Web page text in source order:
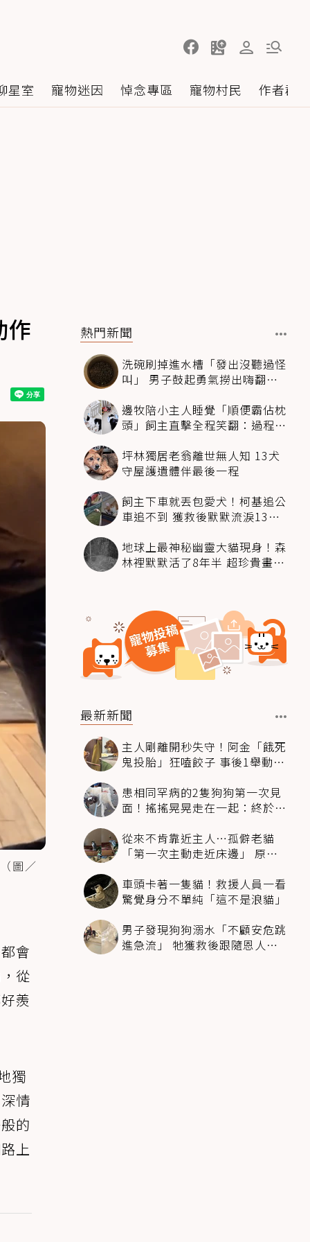
星室 寵物迷因 悼念專區 寵物村民 作者群
作
圖／
會
從
羨
獨
情
的
上
熱門新聞
洗碗刷掉進水槽「發出沒聽過怪
叫」 男子鼓起勇氣撈出嗨翻：
邊牧陪小主人睡覺「順便霸佔枕
頭」飼主直擊全程笑翻：過程絲
坪林獨居老翁離世無人知 13犬
守屋護遺體伴最後一程
飼主下車就丟包愛犬！柯基追公
車追不到 獲救後默默流淚13萬
地球上最神秘幽靈大貓現身！森
林裡默默活了8年半 超珍貴畫面
最新新聞
主人剛離開秒失守！阿金「餓死
鬼投胎」狂嗑餃子 事後1舉動反
患相同罕病的2隻狗狗第一次見
面！搖搖晃晃走在一起：終於找
從來不肯靠近主人…孤僻老貓
「第一次主動走近床邊」 原因
車頭卡著一隻貓！救援人員一看
驚覺身分不單純「這不是浪貓」
男子發現狗狗溺水「不顧安危跳
進急流」 牠獲救後跟隨恩人不